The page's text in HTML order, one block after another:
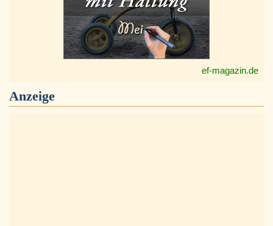
ef-magazin.de
Anzeige